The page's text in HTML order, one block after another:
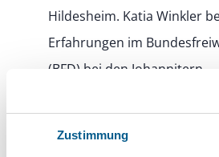
Zustimmung
Hildesheim. Katia Winkler
Erfahrungen im
(BFD) bei den Johannitern
Niedersächsischer